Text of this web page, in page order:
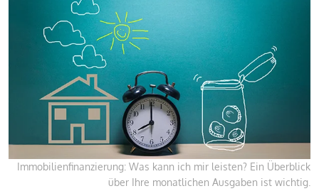
Immobilienfinanzierung: Was kann ich mir leisten? Ein Überblick
über Ihre monatlichen Ausgaben ist wichtig.